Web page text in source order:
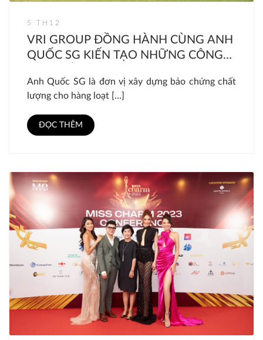
5 TH12
VRI GROUP ĐỒNG HÀNH CÙNG ANH
QUỐC SG KIẾN TẠO NHỮNG CÔNG
Anh Quốc SG là đơn vị xây dựng bảo chứng chất
lượng cho hàng loạt […]
ĐỌC THÊM